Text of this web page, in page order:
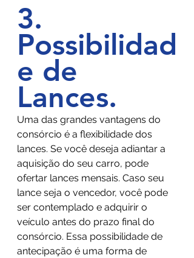
3.
Possibilidad
e de
Lances.
Uma das grandes vantagens do
consórcio é a flexibilidade dos
lances. Se você deseja adiantar a
aquisição do seu carro, pode
ofertar lances mensais. Caso seu
lance seja o vencedor, você pode
ser contemplado e adquirir o
veículo antes do prazo final do
consórcio. Essa possibilidade de
antecipação é uma forma de